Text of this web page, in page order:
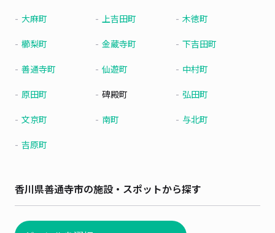
大麻町 上吉田町 木徳町
櫛梨町 金蔵寺町 下吉田町
善通寺町 仙遊町 中村町
原田町 碑殿町 弘田町
文京町 南町 与北町
吉原町
香川県善通寺市の施設・スポットから探す